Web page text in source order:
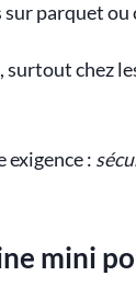
parquet ou
chez
exigence :
mini